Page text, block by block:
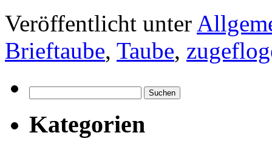
Veröffentlicht unter
Brieftaube, Taube,
nach:
Kategorien